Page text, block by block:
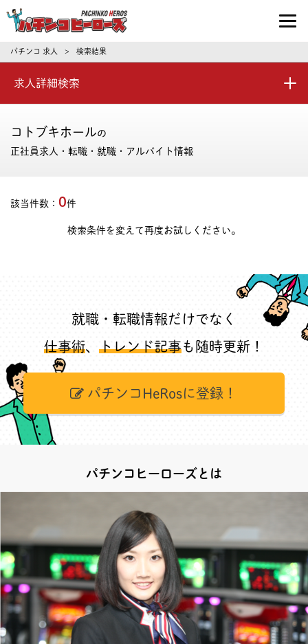
パチンコ求人・転職ならパチンコヒーロ
パチンコ 求人 > 検索結果
求人詳細検索
コトブキホールの
正社員求人・転職・就職・アルバイト情報
該当件数： 0件
検索条件を変えて再度お試しください。
就職・転職情報だけでなく
仕事術、 トレンド記事も随時更新！
パチンコHeRosに登録！
パチンコヒーローズとは